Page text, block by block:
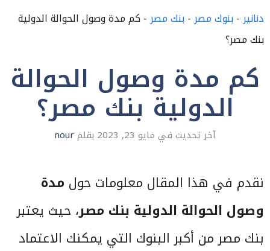
دنانير-بنوك مصر-بنك مصر-كم مدة وصول الحوالة الدولية
بنك مصر؟
كم مدة وصول الحوالة
الدولية بنك مصر؟
مايو 23, 2023 بقلمnour
نقدم في هذا المقال معلومات حول مدة
وصول الحوالة الدولية بنك مصر، حيث يعتبر
بنك مصر من أكبر البنوك التي يمكنك الاعتماد